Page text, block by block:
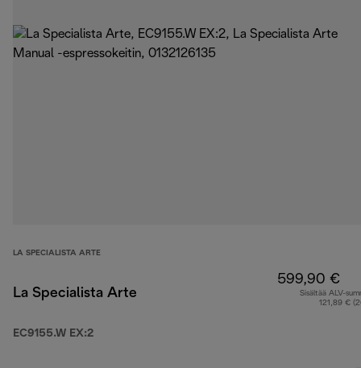
LA SPECIALISTA ARTE
La Specialista Arte
EC9155.W EX:2
599,90 €
Sisältää ALV-
121,89 €